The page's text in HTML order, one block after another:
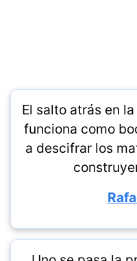
El salto atrás en
funciona como
a descifrar los